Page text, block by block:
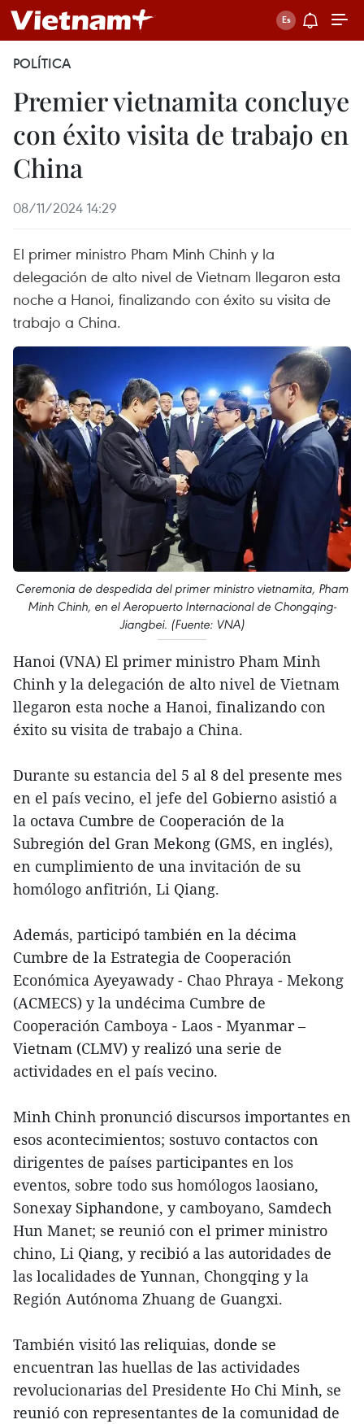
POLÍTICA
Premier vietnamita concluye
con éxito visita de trabajo en
China
08/11/2024 14:29
El primer ministro Pham Minh Chinh y la
delegación de alto nivel de Vietnam llegaron esta
noche a Hanoi, finalizando con éxito su visita de
trabajo a China.
Ceremonia de despedida del primer ministro vietnamita, Pham
Minh Chinh, en el Aeropuerto Internacional de Chongqing-
Jiangbei. (Fuente: VNA)
Hanoi (VNA) El primer ministro Pham Minh
Chinh y la delegación de alto nivel de Vietnam
llegaron esta noche a Hanoi, finalizando con
éxito su visita de trabajo a China.
Durante su estancia del 5 al 8 del presente mes
en el país vecino, el jefe del Gobierno asistió a
la octava Cumbre de Cooperación de la
Subregión del Gran Mekong (GMS, en inglés),
en cumplimiento de una invitación de su
homólogo anfitrión, Li Qiang.
Además, participó también en la décima
Cumbre de la Estrategia de Cooperación
Económica Ayeyawady - Chao Phraya - Mekong
(ACMECS) y la undécima Cumbre de
Cooperación Camboya - Laos - Myanmar –
Vietnam (CLMV) y realizó una serie de
actividades en el país vecino.
Minh Chinh pronunció discursos importantes en
esos acontecimientos; sostuvo contactos con
dirigentes de países participantes en los
eventos, sobre todo sus homólogos laosiano,
Sonexay Siphandone, y camboyano, Samdech
Hun Manet; se reunió con el primer ministro
chino, Li Qiang, y recibió a las autoridades de
las localidades de Yunnan, Chongqing y la
Región Autónoma Zhuang de Guangxi.
También visitó las reliquias, donde se
encuentran las huellas de las actividades
revolucionarias del Presidente Ho Chi Minh, se
reunió con representantes de la comunidad de